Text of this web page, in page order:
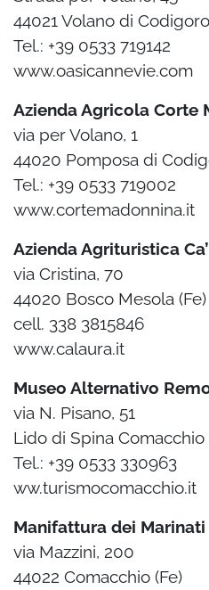
44021 Volano di
Tel.: +39 0533 719142
www.oasicannevie.com
Azienda Agricola Corte
via per Volano, 1
44020 Pomposa di
Tel.: +39 0533 719002
www.cortemadonnina.it
Azienda Agrituristica
via Cristina, 70
44020 Bosco Mesola (Fe)
cell. 338 3815846
www.calaura.it
Museo Alternativo
via N. Pisano, 51
Lido di Spina Comacchio
Tel.: +39 0533 330963
ww.turismocomacchio.it
Manifattura dei Marinati
via Mazzini, 200
44022 Comacchio (Fe)